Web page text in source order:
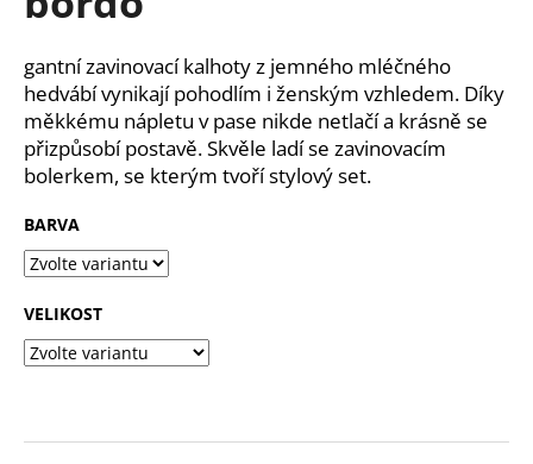
hvězdiček.
gantní zavinovací kalhoty z jemného mléčného
hedvábí vynikají pohodlím i ženským vzhledem. Díky
měkkému nápletu v pase nikde netlačí a krásně se
přizpůsobí postavě. Skvěle ladí se zavinovacím
bolerkem, se kterým tvoří stylový set.
BARVA
VELIKOST
j
e
m
e